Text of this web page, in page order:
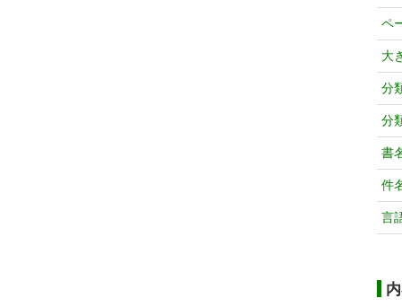
ペ
大
分
分
書
件
言